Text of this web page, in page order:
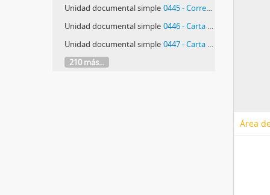
Unidad documental simple 0445 - Correspondência de Alain-Pierre Pillet
Unidad documental simple 0446 - Carta de João Pinharanda
Unidad documental simple 0447 - Carta de Ricardo Augusto Esteves de Andrade Pinho
210 más...
Área